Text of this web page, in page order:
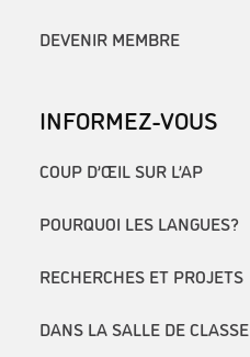
DEVENIR MEMBRE
INFORMEZ-VOUS
COUP D’ŒIL SUR L’AP
POURQUOI LES LANGUES?
RECHERCHES ET PROJETS
DANS LA SALLE DE CLASSE